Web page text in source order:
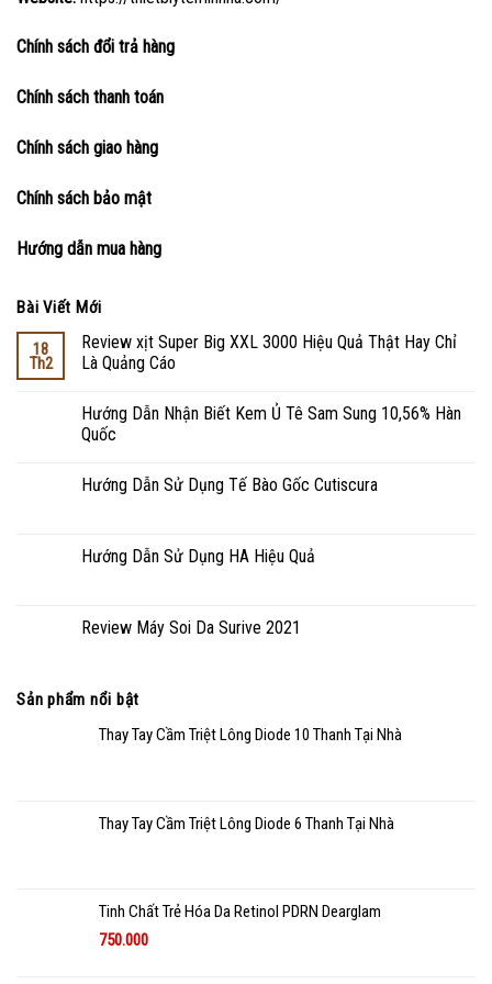
Chính sách đổi trả hàng
Chính sách thanh toán
Chính sách giao hàng
Chính sách bảo mật
Hướng dẫn mua hàng
Bài Viết Mới
18
Th2
Review xịt Super Big XXL 3000 Hiệu Quả Thật Hay Chỉ
Là Quảng Cáo
Hướng Dẫn Nhận Biết Kem Ủ Tê Sam Sung 10,56% Hàn
Quốc
Hướng Dẫn Sử Dụng Tế Bào Gốc Cutiscura
Hướng Dẫn Sử Dụng HA Hiệu Quả
Review Máy Soi Da Surive 2021
Sản phẩm nổi bật
Thay Tay Cầm Triệt Lông Diode 10 Thanh Tại Nhà
Thay Tay Cầm Triệt Lông Diode 6 Thanh Tại Nhà
Tinh Chất Trẻ Hóa Da Retinol PDRN Dearglam
750.000